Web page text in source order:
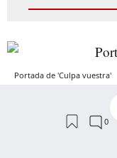
Portada de 'Culpa vuestra'
Culpa
/